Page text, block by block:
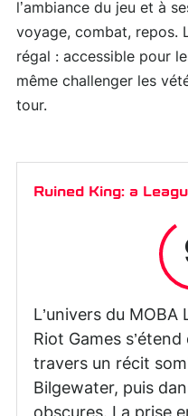
l’ambiance du jeu et à
voyage, combat, repos.
régal : accessible pour
même challenger les
tour.
Ruined King: a
L’univers du
Riot Games
travers un récit
Bilgewater, puis